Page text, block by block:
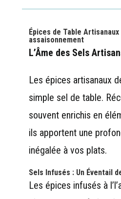
Épices de Table Artisanaux
assaisonnement
L’Âme des Sels
Les épices artisanaux
simple sel de table.
souvent enrichis en
ils apportent une
inégalée à vos plats.
Sels Infusés : Un Éventail
Les épices infusés à